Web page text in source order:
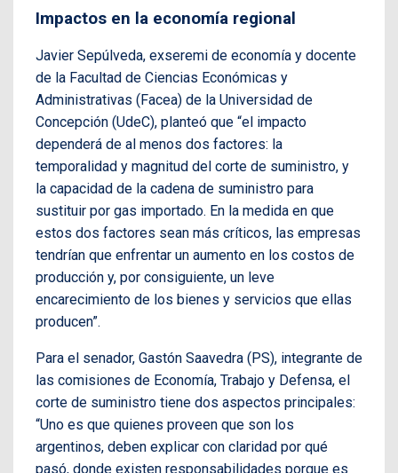
Impactos en la economía regional
Javier Sepúlveda, exseremi de economía y docente
de la Facultad de Ciencias Económicas y
Administrativas (Facea) de la Universidad de
Concepción (UdeC), planteó que “el impacto
dependerá de al menos dos factores: la
temporalidad y magnitud del corte de suministro, y
la capacidad de la cadena de suministro para
sustituir por gas importado. En la medida en que
estos dos factores sean más críticos, las empresas
tendrían que enfrentar un aumento en los costos de
producción y, por consiguiente, un leve
encarecimiento de los bienes y servicios que ellas
producen”.
Para el senador, Gastón Saavedra (PS), integrante de
las comisiones de Economía, Trabajo y Defensa, el
corte de suministro tiene dos aspectos principales:
“Uno es que quienes proveen que son los
argentinos, deben explicar con claridad por qué
pasó, donde existen responsabilidades porque es